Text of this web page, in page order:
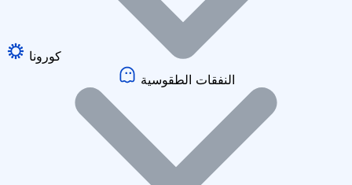
كورونا
النفقات الطقوسية